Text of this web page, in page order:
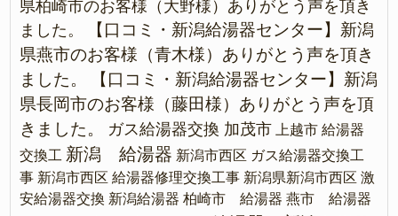
県柏崎市のお客様（大野様）ありがとう声を頂き
ました。
【口コミ・新潟給湯器センター】新潟
県燕市のお客様（青木様）ありがとう声を頂き
ました。
【口コミ・新潟給湯器センター】新潟
県長岡市のお客様（藤田様）ありがとう声を頂
きました。
ガス給湯器交換 加茂市
上越市 給湯器
交換工 新潟 給湯器 新潟市西区 ガス給湯器交換工
事 新潟市西区 給湯器修理交換工事 新潟県新潟市西区 激
安給湯器交換 新潟給湯器 柏崎市 給湯器 燕市 給湯器